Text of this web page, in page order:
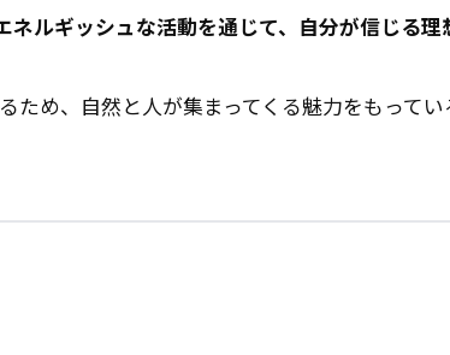
ルギッシュな活動を通じて、自分が信じる理
ため、自然と人が集まってくる魅力をもってい